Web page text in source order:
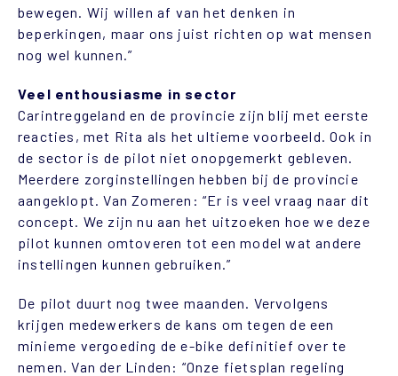
bewegen. Wij willen af van het denken in
beperkingen, maar ons juist richten op wat mensen
nog wel kunnen.”
Veel enthousiasme in sector
Carintreggeland en de provincie zijn blij met eerste
reacties, met Rita als het ultieme voorbeeld. Ook in
de sector is de pilot niet onopgemerkt gebleven.
Meerdere zorginstellingen hebben bij de provincie
aangeklopt. Van Zomeren: “Er is veel vraag naar dit
concept. We zijn nu aan het uitzoeken hoe we deze
pilot kunnen omtoveren tot een model wat andere
instellingen kunnen gebruiken.”
De pilot duurt nog twee maanden. Vervolgens
krijgen medewerkers de kans om tegen de een
minieme vergoeding de e-bike definitief over te
nemen. Van der Linden: “Onze fietsplan regeling